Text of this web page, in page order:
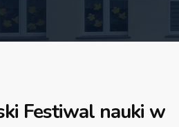
Festiwal nauki w